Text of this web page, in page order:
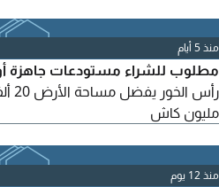
منذ 5 أيام
مطلوب للشراء مستودعات جاهزة
مليون كاش
منذ 12 يوم